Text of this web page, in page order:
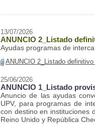
13/07/2026
ANUNCIO 2_Listado
Ayudas programas de
ANUNCIO 2_Listado
25/06/2026
ANUNCIO 1_Listado
Anuncio de las ayudas
UPV, para programas de
con destino en instituciones
Reino Unido y República